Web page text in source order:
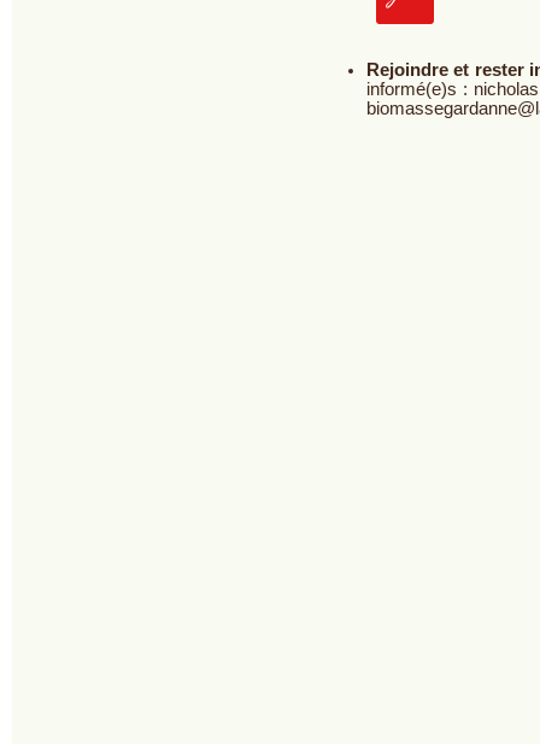
Rejoindre et rester
informé(e)s :